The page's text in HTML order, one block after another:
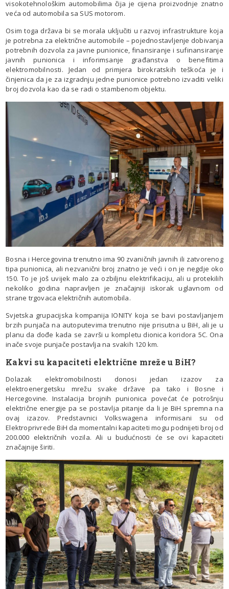
visokotehnološkim automobilima čija je cijena proizvodnje znatno
veća od automobila sa SUS motorom.
Osim toga država bi se morala uključiti u razvoj infrastrukture koja
je potrebna za električne automobile – pojednostavljenje dobivanja
potrebnih dozvola za javne punionice, finansiranje i sufinansiranje
javnih punionica i inforimsanje građanstva o benefitima
elektromobilnosti. Jedan od primjera birokratskih teškoća je i
činjenica da je za izgradnju jedne punionice potrebno izvaditi veliki
broj dozvola kao da se radi o stambenom objektu.
Bosna i Hercegovina trenutno ima 90 zvaničnih javnih ili zatvorenog
tipa punionica, ali nezvanični broj znatno je veći i on je negdje oko
150. To je još uvijek malo za ozbiljnu elektrifikaciju, ali u protekilih
nekoliko godina napravljen je značajniji iskorak uglavnom od
strane trgovaca električnih automobila.
Svjetska grupacijska kompanija IONITY koja se bavi postavljanjem
brzih punjača na autoputevima trenutno nije prisutna u BiH, ali je u
planu da dođe kada se završi u kompletu dionica koridora 5C. Ona
inače svoje punjače postavlja na svakih 120 km.
Kakvi su kapaciteti električne mreže u BiH?
Dolazak elektromobilnosti donosi jedan izazov za
elektroenergetsku mrežu svake države pa tako i Bosne i
Hercegovine. Instalacija brojnih punionica povećat će potrošnju
električne energije pa se postavlja pitanje da li je BiH spremna na
ovaj izazov. Predstavnici Volkswagena informisani su od
Elektroprivrede BiH da momentalni kapaciteti mogu podnijeti broj od
200.000 električnih vozila. Ali u budućnosti će se ovi kapaciteti
značajnije širiti.